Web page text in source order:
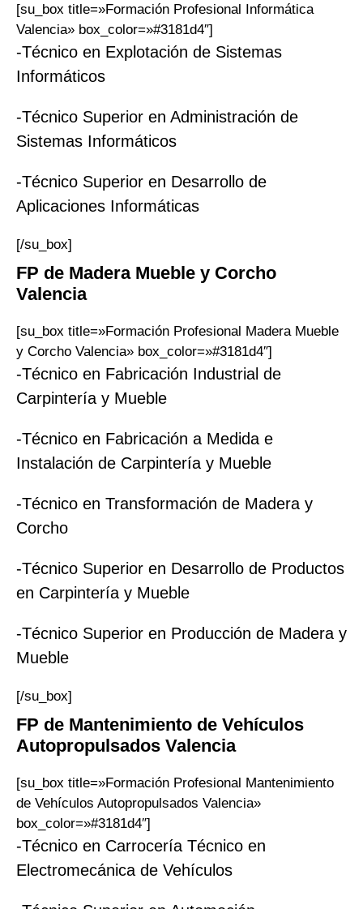
[su_box title=»Formación Profesional Informática
Valencia» box_color=»#3181d4″]
-Técnico en Explotación de Sistemas
Informáticos
-Técnico Superior en Administración de
Sistemas Informáticos
-Técnico Superior en Desarrollo de
Aplicaciones Informáticas
[/su_box]
FP de Madera Mueble y Corcho
Valencia
[su_box title=»Formación Profesional Madera Mueble
y Corcho Valencia» box_color=»#3181d4″]
-Técnico en Fabricación Industrial de
Carpintería y Mueble
-Técnico en Fabricación a Medida e
Instalación de Carpintería y Mueble
-Técnico en Transformación de Madera y
Corcho
-Técnico Superior en Desarrollo de Productos
en Carpintería y Mueble
-Técnico Superior en Producción de Madera y
Mueble
[/su_box]
FP de Mantenimiento de Vehículos
Autopropulsados Valencia
[su_box title=»Formación Profesional Mantenimiento
de Vehículos Autopropulsados Valencia»
box_color=»#3181d4″]
-Técnico en Carrocería Técnico en
Electromecánica de Vehículos